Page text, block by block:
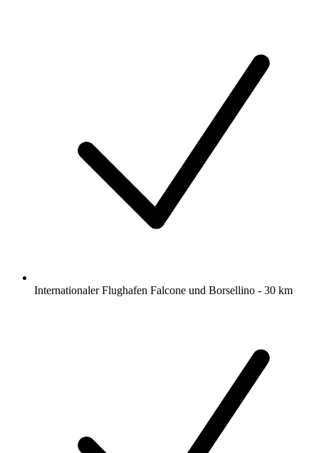
Internationaler Flughafen Falcone und Borsellino - 30 km